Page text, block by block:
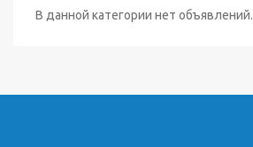
В данной категории нет объявлений.